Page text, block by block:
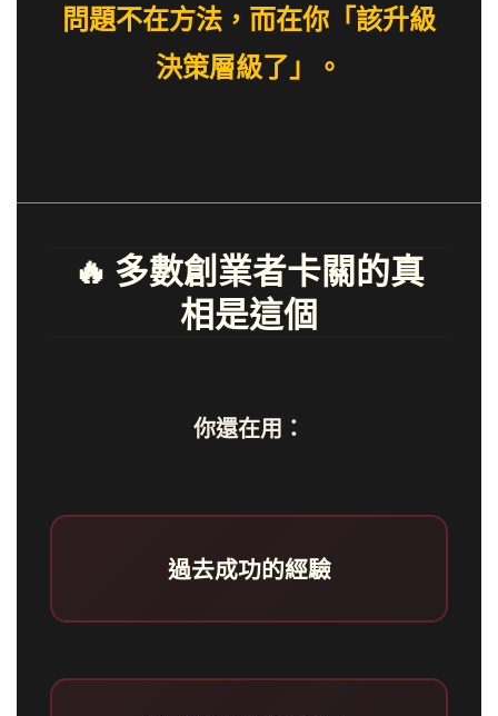
問題不在方法，而在你「該升級
決策層級了」。
🔥 多數創業者卡關的真
相是這個
你還在用：
過去成功的經驗